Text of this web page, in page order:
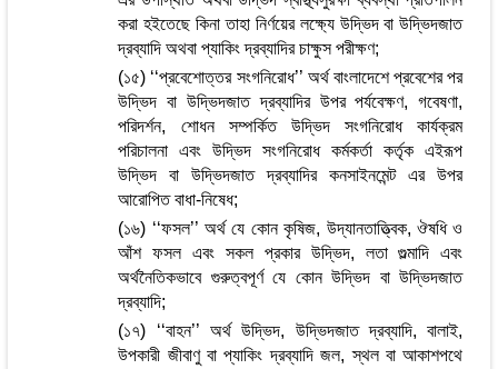
করা হইতেছে কিনা তাহা নির্ণয়ের লক্ষ্যে উদ্ভিদ বা উদ্ভিদজাত
দ্রব্যাদি অথবা প্যাকিং দ্রব্যাদির চাক্ষুস পরীক্ষণ;
(১৫) ‘‘প্রবেশোত্তর সংগনিরোধ’’ অর্থ বাংলাদেশে প্রবেশের পর
উদ্ভিদ বা উদ্ভিদজাত দ্রব্যাদির উপর পর্যবেক্ষণ, গবেষণা,
পরিদর্শন, শোধন সম্পর্কিত উদ্ভিদ সংগনিরোধ কার্যক্রম
পরিচালনা এবং উদ্ভিদ সংগনিরোধ কর্মকর্তা কর্তৃক এইরূপ
উদ্ভিদ বা উদ্ভিদজাত দ্রব্যাদির কনসাইনমেন্ট এর উপর
আরোপিত বাধা-নিষেধ;
(১৬) ‘‘ফসল’’ অর্থ যে কোন কৃষিজ, উদ্যানতাত্ত্বিক, ঔষধি ও
আঁশ ফসল এবং সকল প্রকার উদ্ভিদ, লতা গুল্মাদি এবং
অর্থনৈতিকভাবে গুরুত্বপূর্ণ যে কোন উদ্ভিদ বা উদ্ভিদজাত
দ্রব্যাদি;
(১৭) ‘‘বাহন’’ অর্থ উদ্ভিদ, উদ্ভিদজাত দ্রব্যাদি, বালাই,
উপকারী জীবাণু বা প্যাকিং দ্রব্যাদি জল, স্থল বা আকাশপথে